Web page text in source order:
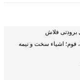
لاستیک، سیلیکون، ABS، پلاستیک، TPU، فوم؛ اشیاء سخت و نیمه